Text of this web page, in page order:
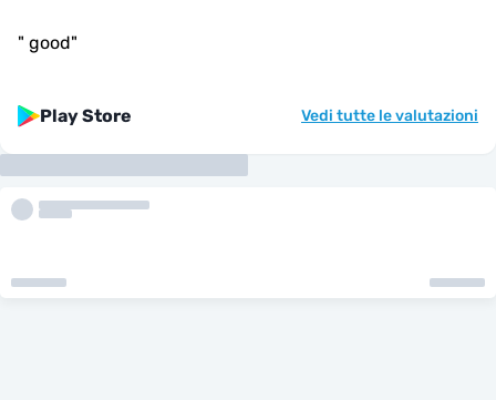
" good"
Play Store Vedi tutte le valutazioni